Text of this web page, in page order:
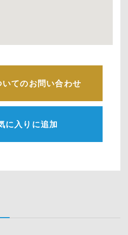
いてのお問い合わせ
に入りに追加